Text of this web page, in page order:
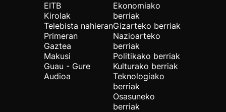
EITB
Kirolak
Telebista nahieran
Primeran
Gaztea
Makusi
Guau - Gure
Audioa
Ekonomiako
berriak
Gizarteko berriak
Nazioarteko
berriak
Politikako berriak
Kulturako berriak
Teknologiako
berriak
Osasuneko
berriak